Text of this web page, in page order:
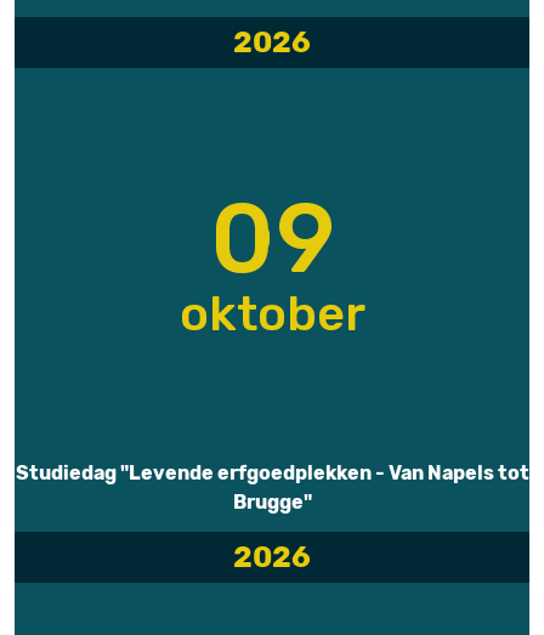
2026
09
oktober
Studiedag "Levende erfgoedplekken - Van Napels tot
Brugge"
2026